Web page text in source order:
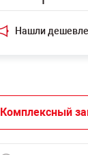
Нашли
Комплексный